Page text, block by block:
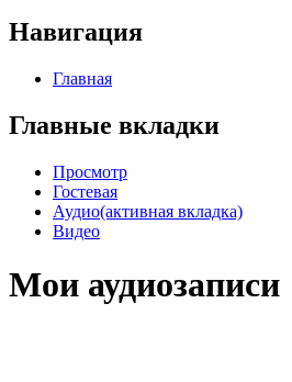
Навигация
Главная
Главные вкладки
Просмотр
Гостевая
Аудио(активная вкладка)
Видео
Мои аудиозаписи